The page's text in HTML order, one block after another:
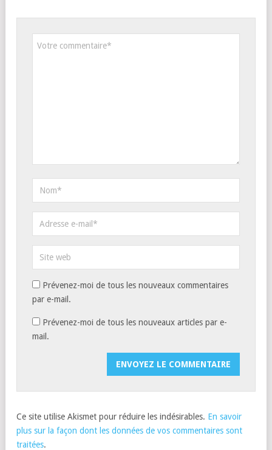
Prévenez-moi de tous les nouveaux commentaires
par e-mail.
Prévenez-moi de tous les nouveaux articles par e-
mail.
Ce site utilise Akismet pour réduire les indésirables. En savoir
plus sur la façon dont les données de vos commentaires sont
traitées.